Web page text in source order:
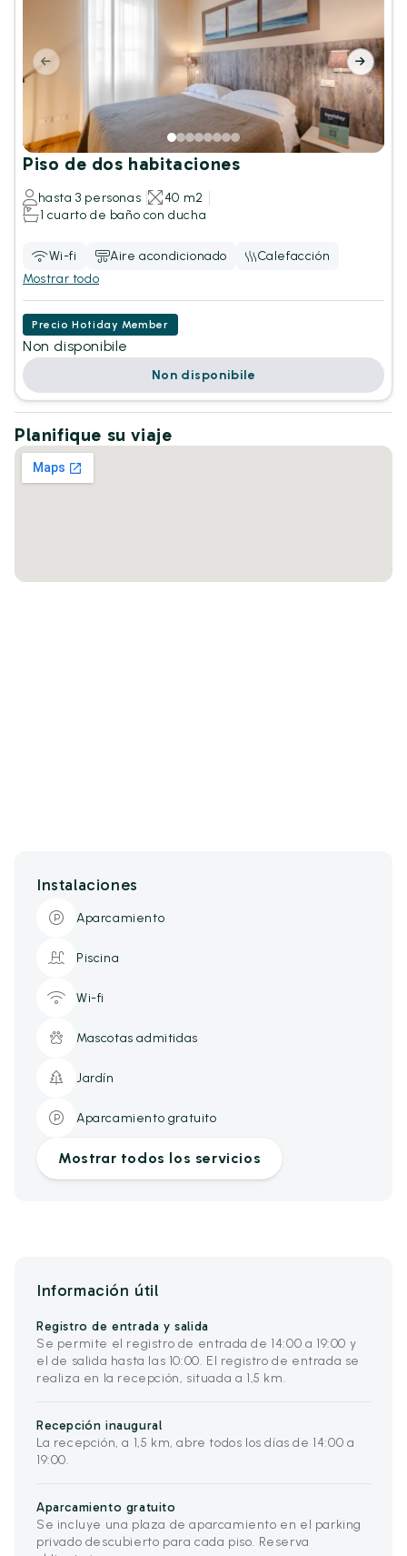
Piso de dos habitaciones
hasta 3 personas
40 m2
1 cuarto de baño con ducha
Wi-fi Aire acondicionado
Calefacción
Mostrar todo
Precio Hotiday Member
Non disponibile
Non disponibile
Planifique su viaje
Instalaciones
Aparcamiento
Piscina
Wi-fi
Mascotas admitidas
Jardín
Aparcamiento gratuito
Mostrar todos los servicios
Información útil
Registro de entrada y salida
Se permite el registro de entrada de 14:00 a 19:00 y
el de salida hasta las 10:00. El registro de entrada se
realiza en la recepción, situada a 1,5 km.
Recepción inaugural
La recepción, a 1,5 km, abre todos los días de 14:00 a
19:00.
Aparcamiento gratuito
Se incluye una plaza de aparcamiento en el parking
privado descubierto para cada piso. Reserva